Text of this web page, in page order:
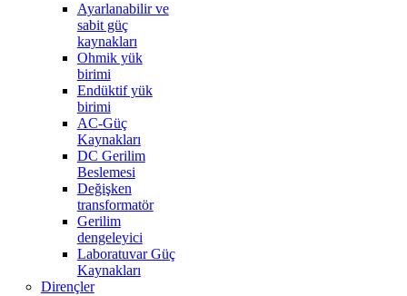
Ayarlanabilir ve
sabit güç
kaynakları
Ohmik yük
birimi
Endüktif yük
birimi
AC-Güç
Kaynakları
DC Gerilim
Beslemesi
Değişken
transformatör
Gerilim
dengeleyici
Laboratuvar Güç
Kaynakları
Dirençler